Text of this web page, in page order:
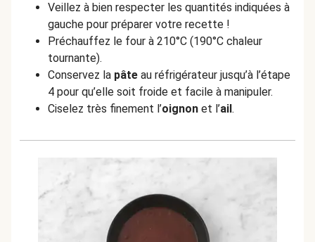
Veillez à bien respecter les quantités indiquées à
gauche pour préparer votre recette !
Préchauffez le four à 210°C (190°C chaleur
tournante).
Conservez la pâte au réfrigérateur jusqu’à l’étape
4 pour qu’elle soit froide et facile à manipuler.
Ciselez très finement l’oignon et l’ail.